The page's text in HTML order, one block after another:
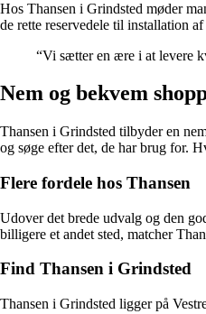
Hos Thansen i Grindsted møder
de rette reservedele til installation
“Vi sætter en ære i at levere
Nem og bekvem
Thansen i Grindsted tilbyder en
og søge efter det, de har brug for.
Flere fordele hos Thansen
Udover det brede udvalg og den
billigere et andet sted, matcher
Find Thansen i Grindsted
Thansen i Grindsted ligger på